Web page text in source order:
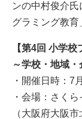
ンの中村俊介
グラミング教育
【第4回 小学
～学校・地域・
・開催日時：7
・会場：さく
（大阪府大阪